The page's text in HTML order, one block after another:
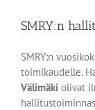
SMRY:n
SMRY:n
toimikaudelle.
Välimäki olivat